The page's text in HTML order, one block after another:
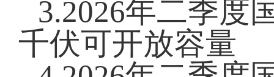
3.2026年二季度
千伏可开放容量